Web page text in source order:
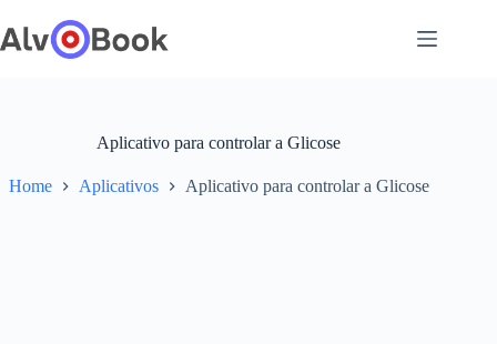
para
o
Aplicativo para controlar a Glicose
Home Aplicativos Aplicativo para controlar a Glicose